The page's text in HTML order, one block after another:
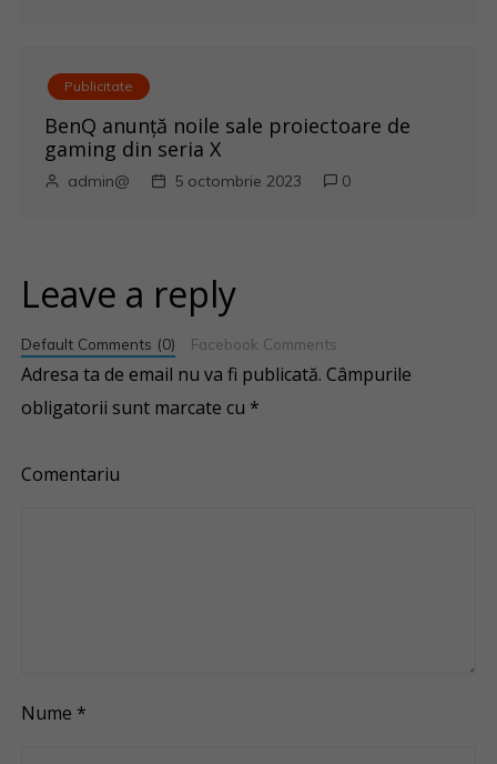
Publicitate
BenQ anunţă noile sale proiectoare de
gaming din seria X
admin@ 5 octombrie 2023 0
Leave a reply
Default Comments (0) Facebook Comments
Adresa ta de email nu va fi publicată. Câmpurile
obligatorii sunt marcate cu *
Comentariu
Nume *